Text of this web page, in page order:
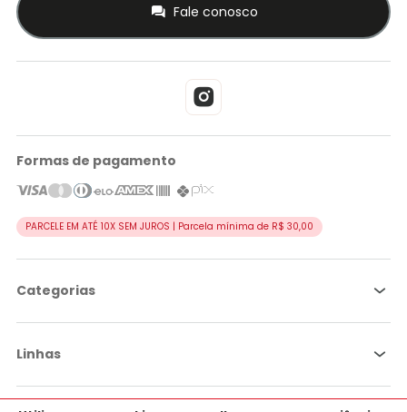
Fale conosco
Formas de pagamento
PARCELE EM ATÉ 10X SEM JUROS | Parcela mínima de R$ 30,00
Categorias
Linhas